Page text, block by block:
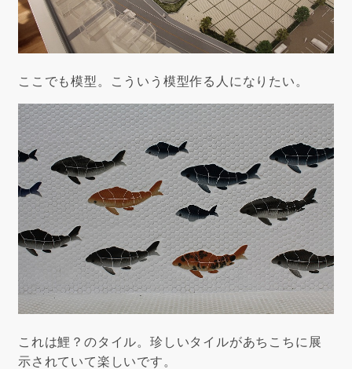
ここでも模型。こういう模型作る人になりたい。
これは鯉？のタイル。珍しいタイルがあちこちに展
示されていて楽しいです。